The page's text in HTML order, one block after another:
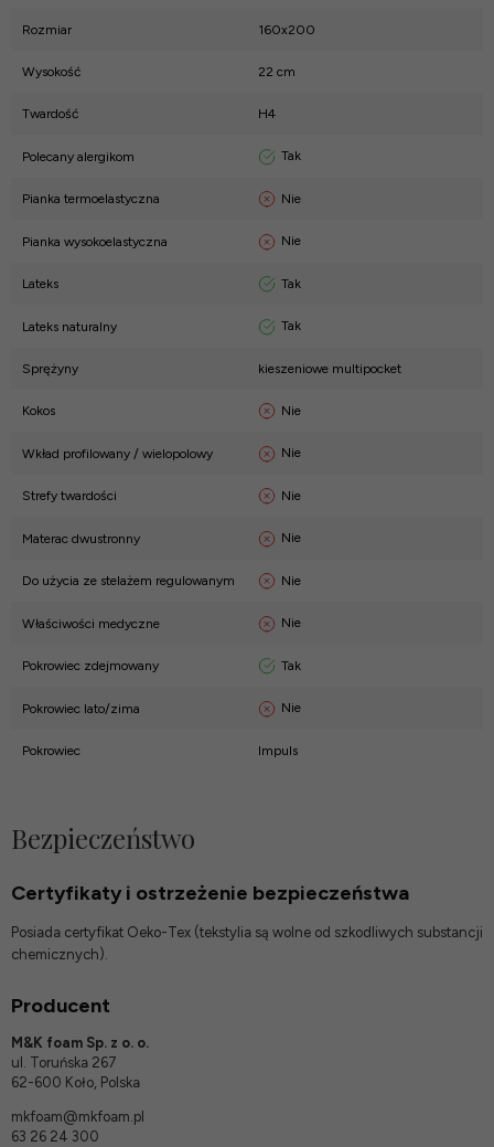
Rozmiar 160x200
Wysokość 22 cm
Twardość H4
Polecany alergikom Tak
Pianka termoelastyczna Nie
Pianka wysokoelastyczna Nie
Lateks Tak
Lateks naturalny Tak
Sprężyny kieszeniowe multipocket
Kokos Nie
Wkład profilowany / wielopolowy Nie
Strefy twardości Nie
Materac dwustronny Nie
Do użycia ze stelażem regulowanym Nie
Właściwości medyczne Nie
Pokrowiec zdejmowany Tak
Pokrowiec lato/zima Nie
Pokrowiec Impuls
Bezpieczeństwo
Certyfikaty i ostrzeżenie bezpieczeństwa
Posiada certyfikat Oeko-Tex (tekstylia są wolne od szkodliwych substancji
chemicznych).
Producent
M&K foam Sp. z o. o.
ul. Toruńska 267
62-600 Koło, Polska
mkfoam@mkfoam.pl
63 26 24 300